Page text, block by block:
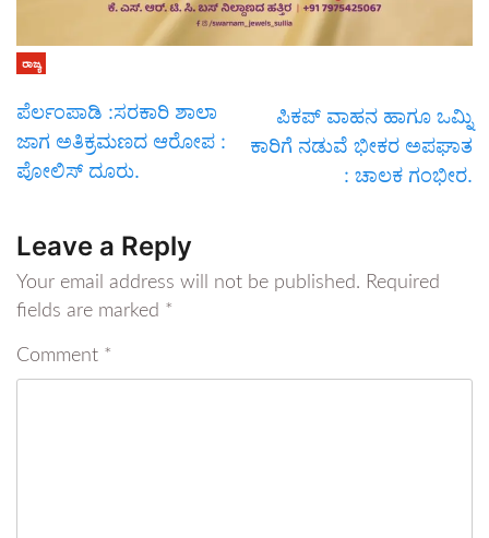
ರಾಜ್ಯ
ಪೆರ್ಲಂಪಾಡಿ :ಸರಕಾರಿ ಶಾಲಾ
ಜಾಗ ಅತಿಕ್ರಮಣದ ಆರೋಪ :
ಪೋಲಿಸ್ ದೂರು.
ಪಿಕಪ್ ವಾಹನ ಹಾಗೂ ಒಮ್ನಿ
ಕಾರಿಗೆ ನಡುವೆ ಭೀಕರ ಅಪಘಾತ
: ಚಾಲಕ ಗಂಭೀರ.
Leave a Reply
Your email address will not be published. Required
fields are marked *
Comment *